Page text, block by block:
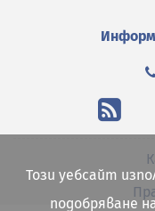
Този уебсайт
подобряване